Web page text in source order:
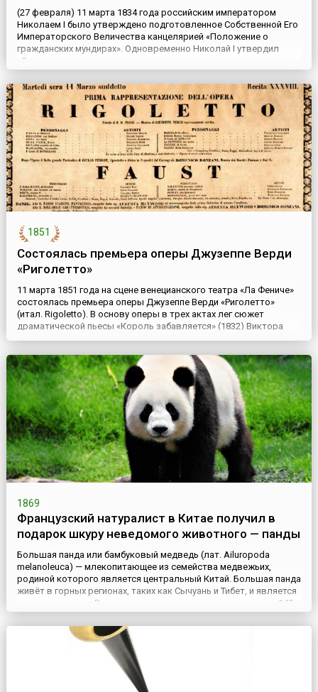
(27 февраля) 11 марта 1834 года российским императором
Николаем I было утверждено подготовленное Собственной Его
Императорского Величества канцелярией «Положение о
гражданских мундирах». Одновременно Николай I утвердил
«Описание дамских нарядов для приезда в торжественные дни
к Высочайшему двору». Так в российском обществе был
утвержден один из первых официальных «дресс-
кодов».Согласно это...
1851
Состоялась премьера оперы Джузеппе Верди
«Риголетто»
11 марта 1851 года на сцене венецианского театра «Ла Фениче»
состоялась премьера оперы Джузеппе Верди «Риголетто»
(итал. Rigoletto). В основу оперы в трех актах лег сюжет
драматической пьесы «Король забавляется» (1832) Виктора
Гюго. Кстати, сама пьеса была запрещена цензурой как
исторический король был заменён неким герцогом, а
безобразный шут ...
1869
Французский натуралист в Китае получил в
подарок шкуру неведомого животного — панды
Большая панда или бамбуковый медведь (лат. Ailuropoda
melanoleuca) — млекопитающее из семейства медвежьих,
родиной которого является центральный Китай. Большая панда
живёт в горных регионах, таких как Сычуань и Тибет, и является
уязвимым видом.Взрослые медведи могут достигать веса 140
кг и длины до 1,8 м. Их тело покрыто густым белым мехом, а
область вокруг глаз, лапы и уши окрашены в черный ц...